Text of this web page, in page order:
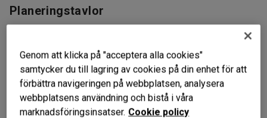
Planeringstavlor
Filtrera Sortera
3 produkter
Genom att klicka på "acceptera alla cookies"
samtycker du till lagring av cookies på din enhet för att
förbättra navigeringen på webbplatsen, analysera
webbplatsens användning och bistå i våra
marknadsföringsinsatser. Cookie policy